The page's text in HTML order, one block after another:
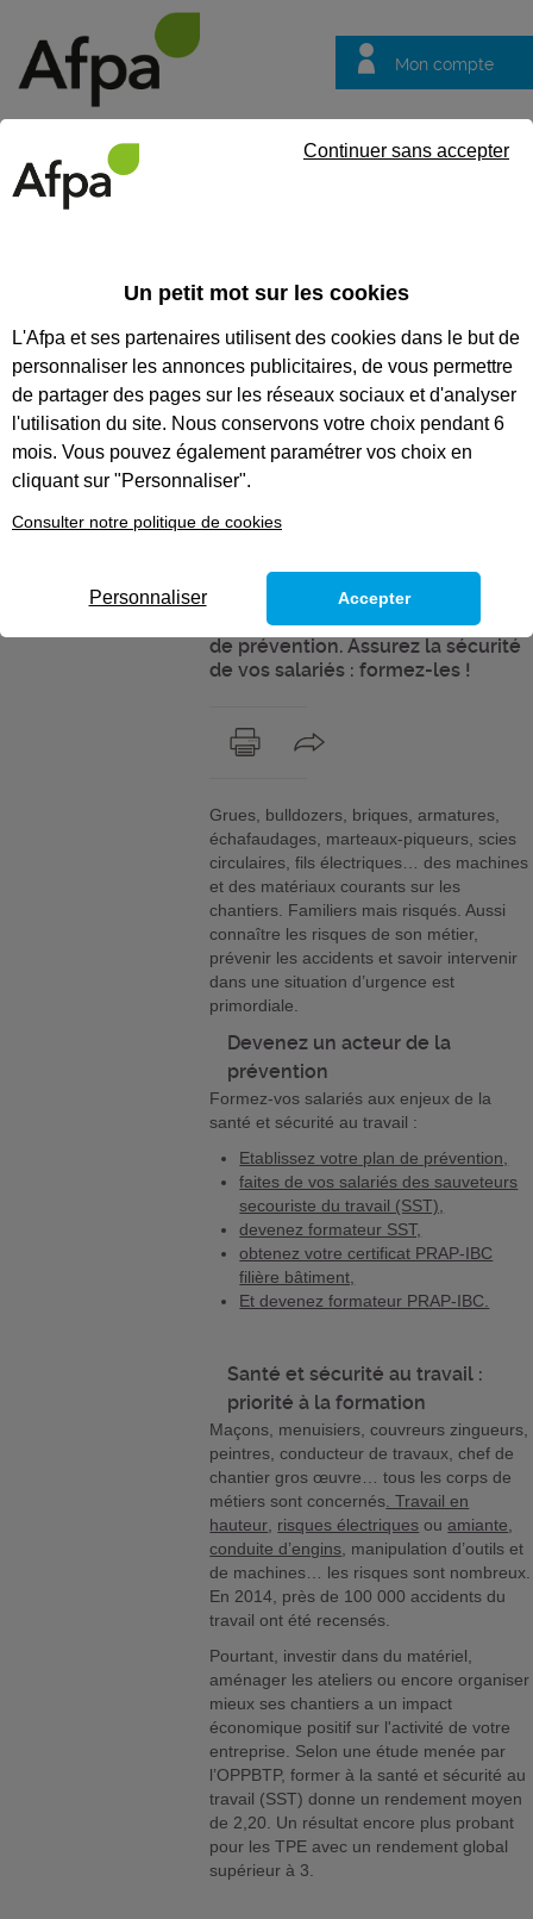
Mon compte
questions
Former vos collaborateurs en
intra et inter entreprise
Sécurité sur les
chantiers : l’affaire
de tous !
travailleurs. Le secteur du BTP est
Pourtant, les formations à la santé
et sécurité au travail ne
représentent que 23 % des actions
de prévention. Assurez la sécurité
de vos salariés : formez-les !
Grues, bulldozers, briques, armatures,
échafaudages, marteaux-piqueurs, scies
circulaires, fils électriques… des machines
et des matériaux courants sur les
chantiers. Familiers mais risqués. Aussi
connaître les risques de son métier,
prévenir les accidents et savoir intervenir
dans une situation d’urgence est
primordiale.
Devenez un acteur de la
prévention
Formez-vos salariés aux enjeux de la
santé et sécurité au travail :
Etablissez votre plan de prévention,
faites de vos salariés des sauveteurs
secouriste du travail (SST),
devenez formateur SST,
obtenez votre certificat PRAP-IBC
filière bâtiment,
Et devenez formateur PRAP-IBC.
Santé et sécurité au travail :
priorité à la formation
Maçons, menuisiers, couvreurs zingueurs,
peintres, conducteur de travaux, chef de
chantier gros œuvre… tous les corps de
métiers sont concernés . Travail en
hauteur risques électriques ouamiante
conduite d’engins , manipulation d’outils et
de machines… les risques sont nombreux.
En 2014, près de 100 000 accidents du
travail ont été recensés.
Pourtant, investir dans du matériel,
aménager les ateliers ou encore organiser
mieux ses chantiers a un impact
économique positif sur l'activité de votre
entreprise. Selon une étude menée par
l’OPPBTP, former à la santé et sécurité au
travail (SST) donne un rendement moyen
de 2,20. Un résultat encore plus probant
pour les TPE avec un rendement global
supérieur à 3.
Un petit mot sur les cookies
L'Afpa et ses partenaires utilisent des cookies dans le but de
personnaliser les annonces publicitaires, de vous permettre
de partager des pages sur les réseaux sociaux et d'analyser
l'utilisation du site. Nous conservons votre choix pendant 6
mois. Vous pouvez également paramétrer vos choix en
cliquant sur "Personnaliser".
Consulter notre politique de cookies
Continuer sans accepter
Personnaliser Accepter